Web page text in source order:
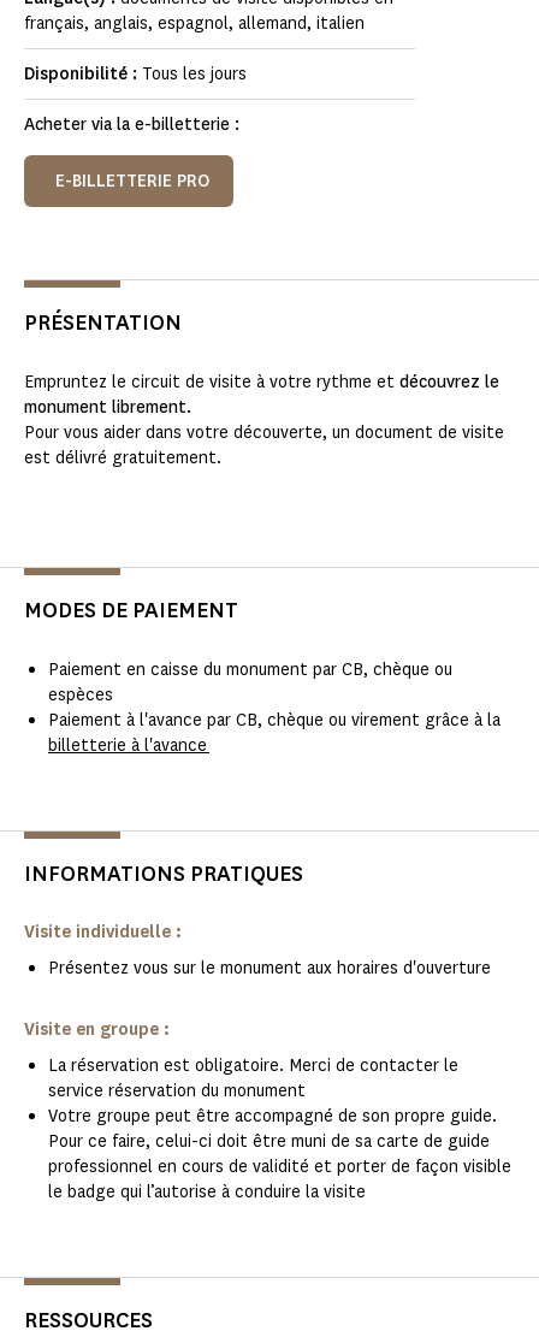
français, anglais, espagnol, allemand, italien
Disponibilité : Tous les jours
Acheter via la e-billetterie :
E-BILLETTERIE PRO
PRÉSENTATION
Empruntez le circuit de visite à votre rythme et découvrez le
monument librement.
Pour vous aider dans votre découverte, un document de visite
est délivré gratuitement.
MODES DE PAIEMENT
Paiement en caisse du monument par CB, chèque ou
espèces
Paiement à l'avance par CB, chèque ou virement grâce à la
billetterie à l'avance
INFORMATIONS PRATIQUES
Visite individuelle :
Présentez vous sur le monument aux horaires d'ouverture
Visite en groupe :
La réservation est obligatoire. Merci de contacter le
service réservation du monument
Votre groupe peut être accompagné de son propre guide.
Pour ce faire, celui-ci doit être muni de sa carte de guide
professionnel en cours de validité et porter de façon visible
le badge qui l’autorise à conduire la visite
RESSOURCES